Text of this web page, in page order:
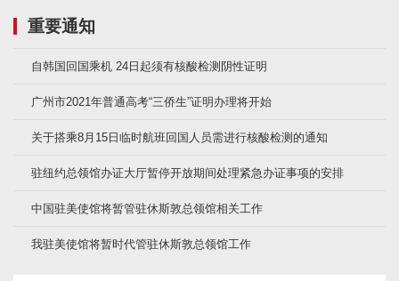
重要通知
自韩国回国乘机 24日起须有核酸检测阴性证明
广州市2021年普通高考“三侨生”证明办理将开始
关于搭乘8月15日临时航班回国人员需进行核酸检测的通知
驻纽约总领馆办证大厅暂停开放期间处理紧急办证事项的安排
中国驻美使馆将暂管驻休斯敦总领馆相关工作
我驻美使馆将暂时代管驻休斯敦总领馆工作